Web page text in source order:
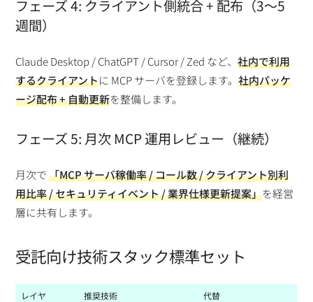
フェーズ 4: クライアント側統合 + 配布（3〜5
週間）
Claude Desktop / ChatGPT / Cursor / Zed など、社内で利用
するクライアントに MCP サーバを登録します。社内パッケ
ージ配布 + 自動更新を整備します。
フェーズ 5: 月次 MCP 運用レビュー（継続）
月次で「MCP サーバ稼働率 / コール数 / クライアント別利
用比率 / セキュリティイベント / 業界仕様更新提案」を経営
層に共有します。
受託向け技術スタック標準セット
レイヤ 推奨技術 代替